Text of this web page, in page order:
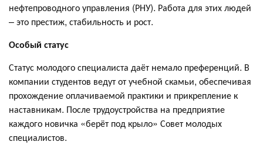
нефтепроводного управления (РНУ). Работа для этих людей
– это престиж, стабильность и рост.
Особый статус
Статус молодого специалиста даёт немало преференций. В
компании студентов ведут от учебной скамьи, обеспечивая
прохождение оплачиваемой практики и прикрепление к
наставникам. После трудоустройства на предприятие
каждого новичка «берёт под крыло» Совет молодых
специалистов.